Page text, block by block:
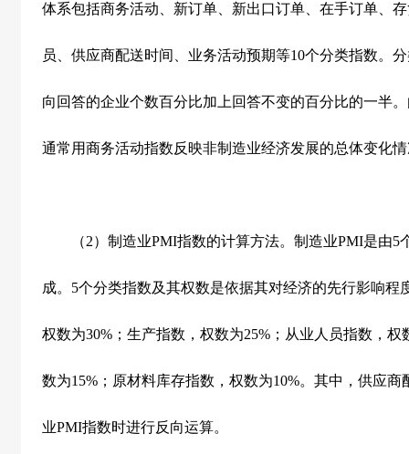
体系包括商务活动、新订单、新出口订单、在手订单、
员、供应商配送时间、业务活动预期等10个分类指数。
向回答的企业个数百分比加上回答不变的百分比的一半
通常用商务活动指数反映非制造业经济发展的总体变化
（2）制造业PMI指数的计算方法。制造业PMI是由5
成。 5个分类指数及其权数是依据其对经济的先行影响程
权数为30% ；生产指数，权数为25% ；从业人员指数，权
数为15% ；原材料库存指数，权数为10%。其中，供应商
业PMI指数时进行反向运算。